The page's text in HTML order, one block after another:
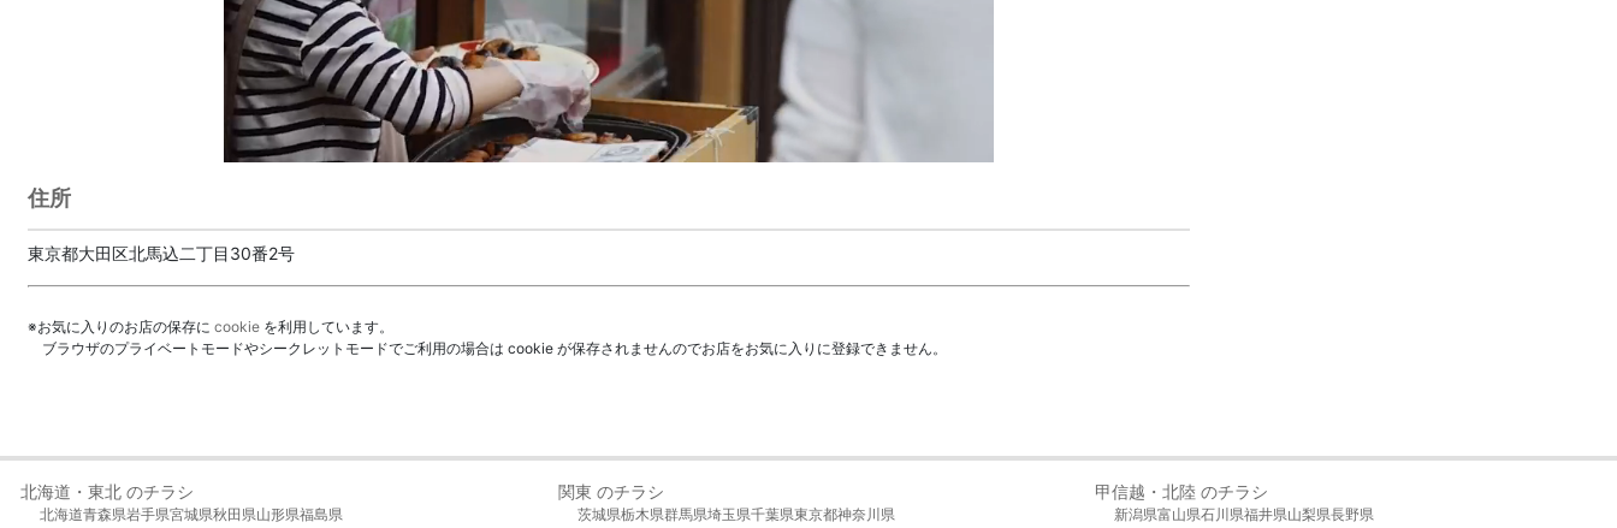
住所
東京都大田区北馬込二丁目30番2号
※お気に入りのお店の保存に cookie を利用しています。
ブラウザのプライベートモードやシークレットモードでご利用の場合は cookie が保存されませんのでお店をお気に入りに登録できません。
北海道・東北 のチラシ
北海道青森県岩手県宮城県秋田県山形県福島県
関東 のチラシ
茨城県栃木県群馬県埼玉県千葉県東京都神奈川県
甲信越・北陸 のチラシ
新潟県富山県石川県福井県山梨県長野県